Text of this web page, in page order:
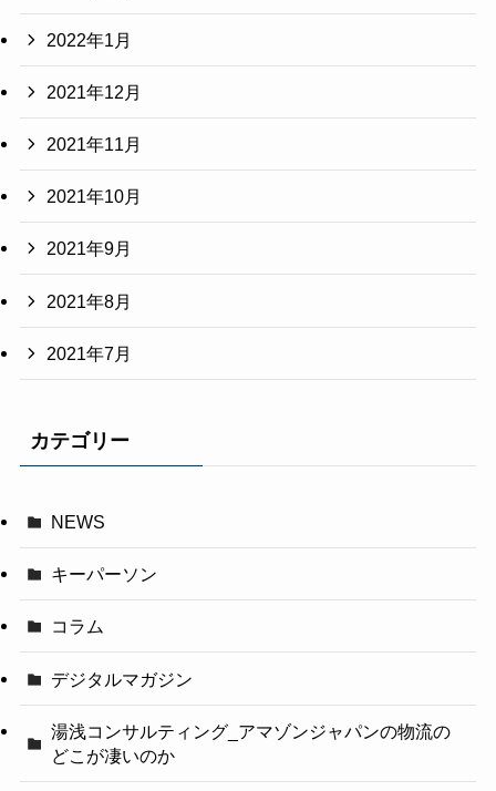
2022年1月
2021年12月
2021年11月
2021年10月
2021年9月
2021年8月
2021年7月
カテゴリー
NEWS
キーパーソン
コラム
デジタルマガジン
湯浅コンサルティング_アマゾンジャパンの物流の
どこが凄いのか